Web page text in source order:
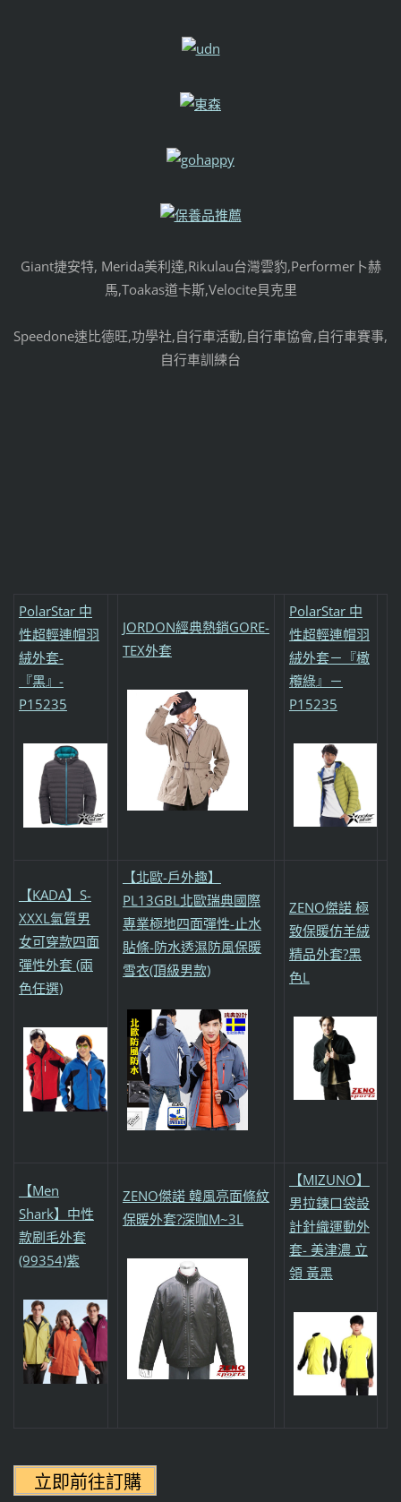
Giant捷安特, Merida美利達,Rikulau台灣雲豹,Performer卜赫
馬,Toakas道卡斯,Velocite貝克里
Speedone速比德旺,功學社,自行車活動,自行車協會,自行車賽事,
自行車訓練台
PolarStar 中
性超輕連帽羽
絨外套-
『黑』-
P15235
JORDON經典熱銷GORE-
TEX外套
PolarStar 中
性超輕連帽羽
絨外套－『橄
欖綠』－
P15235
【KADA】S-
XXXL氣質男
女可穿款四面
彈性外套 (兩
色任選)
【北歐-戶外趣】
PL13GBL北歐瑞典國際
專業極地四面彈性-止水
貼條-防水透濕防風保暖
雪衣(頂級男款)
ZENO傑諾 極
致保暖仿羊絨
精品外套?黑
色L
【Men
Shark】中性
款刷毛外套
(99354)紫
ZENO傑諾 韓風亮面條紋
保暖外套?深咖M~3L
【MIZUNO】
男拉鍊口袋設
計針織運動外
套- 美津濃 立
領 黃黑